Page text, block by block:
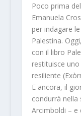
Poco prima
Emanuela
per indagare
Palestina.
con il libro
restituisce
resiliente
E ancora, il
condurrà nella
Arcimboldi – e